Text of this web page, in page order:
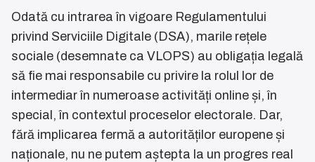
Odată cu intrarea în vigoare Regulamentului
privind Serviciile Digitale (DSA), marile rețele
sociale (desemnate ca VLOPS) au obligația legală
să fie mai responsabile cu privire la rolul lor de
intermediar în numeroase activități online și, în
special, în contextul proceselor electorale. Dar,
fără implicarea fermă a autorităților europene și
naționale, nu ne putem aștepta la un progres real